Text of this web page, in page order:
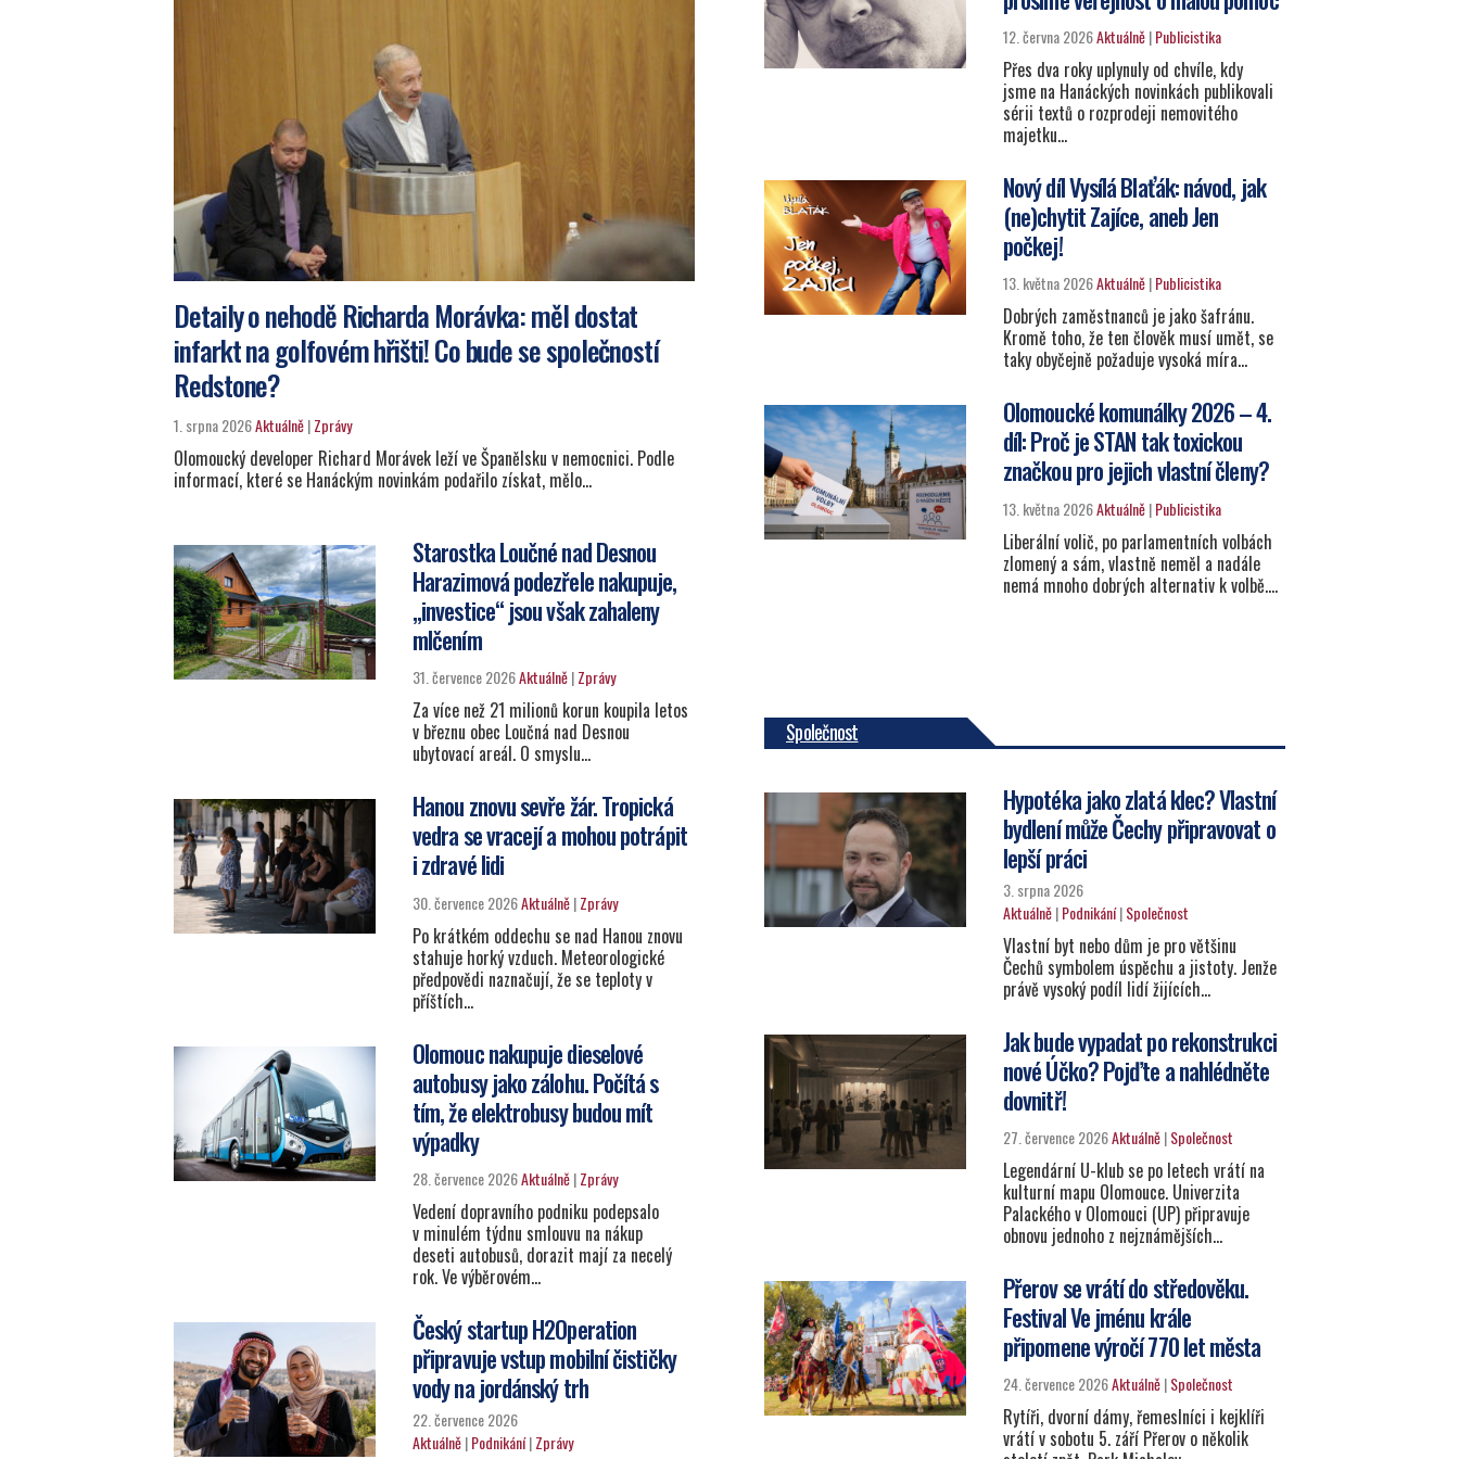
Detaily o nehodě Richarda Morávka: měl dostat
infarkt na golfovém hřišti! Co bude se společností
Redstone?
1. srpna 2026Aktuálně|Zprávy
Olomoucký developer Richard Morávek leží ve Španělsku v nemocnici. Podle
informací, které se Hanáckým novinkám podařilo získat, mělo…
Starostka Loučné nad Desnou
Harazimová podezřele nakupuje,
„investice“ jsou však zahaleny
mlčením
31. července 2026Aktuálně|Zprávy
Za více než 21 milionů korun koupila letos
v březnu obec Loučná nad Desnou
ubytovací areál. O smyslu…
Hanou znovu sevře žár. Tropická
vedra se vracejí a mohou potrápit
i zdravé lidi
30. července 2026Aktuálně|Zprávy
Po krátkém oddechu se nad Hanou znovu
stahuje horký vzduch. Meteorologické
předpovědi naznačují, že se teploty v
příštích…
Olomouc nakupuje dieselové
autobusy jako zálohu. Počítá s
tím, že elektrobusy budou mít
výpadky
28. července 2026Aktuálně|Zprávy
Vedení dopravního podniku podepsalo
v minulém týdnu smlouvu na nákup
deseti autobusů, dorazit mají za necelý
rok. Ve výběrovém…
Český startup H2Operation
připravuje vstup mobilní čističky
vody na jordánský trh
22. července 2026
Aktuálně|Podnikání|Zprávy
12. června 2026Aktuálně|Publicistika
Přes dva roky uplynuly od chvíle, kdy
jsme na Hanáckých novinkách publikovali
sérii textů o rozprodeji nemovitého
majetku…
Nový díl Vysílá Blaťák: návod, jak
(ne)chytit Zajíce, aneb Jen
počkej!
13. května 2026Aktuálně|Publicistika
Dobrých zaměstnanců je jako šafránu.
Kromě toho, že ten člověk musí umět, se
taky obyčejně požaduje vysoká míra…
Olomoucké komunálky 2026 – 4.
díl: Proč je STAN tak toxickou
značkou pro jejich vlastní členy?
13. května 2026Aktuálně|Publicistika
Liberální volič, po parlamentních volbách
zlomený a sám, vlastně neměl a nadále
nemá mnoho dobrých alternativ k volbě.…
Společnost
Hypotéka jako zlatá klec? Vlastní
bydlení může Čechy připravovat o
lepší práci
3. srpna 2026
Aktuálně|Podnikání|Společnost
Vlastní byt nebo dům je pro většinu
Čechů symbolem úspěchu a jistoty. Jenže
právě vysoký podíl lidí žijících…
Jak bude vypadat po rekonstrukci
nové Účko? Pojďte a nahlédněte
dovnitř!
27. července 2026Aktuálně|Společnost
Legendární U-klub se po letech vrátí na
kulturní mapu Olomouce. Univerzita
Palackého v Olomouci (UP) připravuje
obnovu jednoho z nejznámějších…
Přerov se vrátí do středověku.
Festival Ve jménu krále
připomene výročí 770 let města
24. července 2026Aktuálně|Společnost
Rytíři, dvorní dámy, řemeslníci i kejklíři
vrátí v sobotu 5. září Přerov o několik